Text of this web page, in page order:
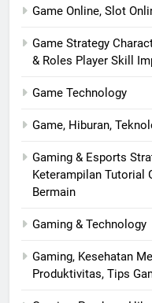
Game Online, Slot
Game Strategy
& Roles Player Skill
Game Technology
Game, Hiburan,
Gaming & Esports
Keterampilan Tutorial
Bermain
Gaming & Technology
Gaming, Kesehatan
Produktivitas, Tips